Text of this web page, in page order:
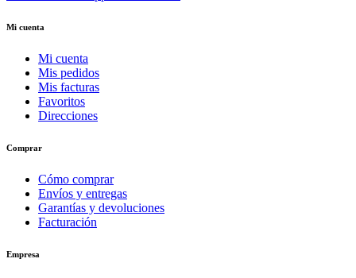
Mi cuenta
Mi cuenta
Mis pedidos
Mis facturas
Favoritos
Direcciones
Comprar
Cómo comprar
Envíos y entregas
Garantías y devoluciones
Facturación
Empresa